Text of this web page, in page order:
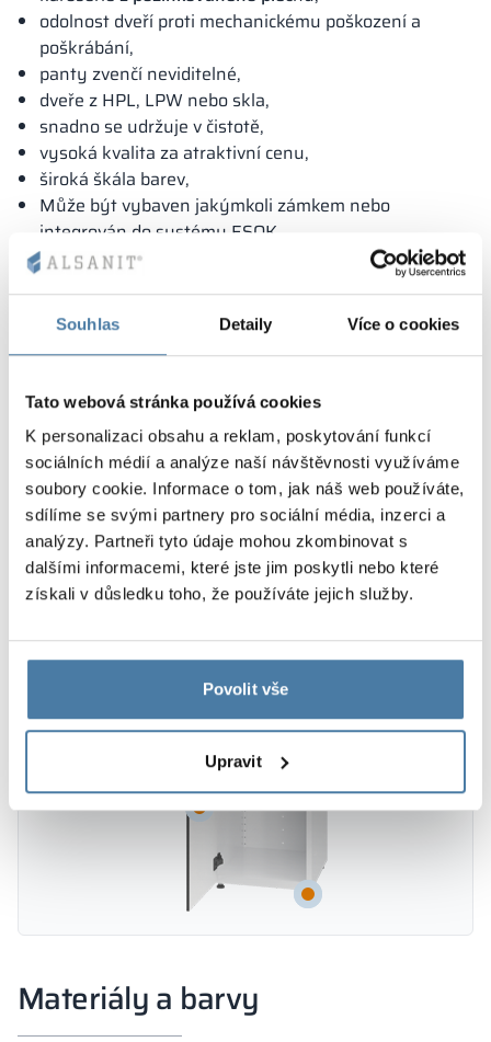
Souhlas Detaily Více o cookies
Tato webová stránka používá cookies
K personalizaci obsahu a reklam, poskytování funkcí
sociálních médií a analýze naší návštěvnosti využíváme
soubory cookie. Informace o tom, jak náš web používáte,
sdílíme se svými partnery pro sociální média, inzerci a
analýzy. Partneři tyto údaje mohou zkombinovat s
dalšími informacemi, které jste jim poskytli nebo které
získali v důsledku toho, že používáte jejich služby.
Povolit vše
Upravit
odolnost dveří proti mechanickému poškození a
poškrábání,
panty zvenčí neviditelné,
dveře z HPL, LPW nebo skla,
snadno se udržuje v čistotě,
vysoká kvalita za atraktivní cenu,
široká škála barev,
Může být vybaven jakýmkoli zámkem nebo
integrován do systému ESOK.
MODULÁRNÍ STAVBA
SKŘÍNĚ umožňuje měnit
Řešení přihlášené k ochraně u patentového úřadu.
Materiály a barvy